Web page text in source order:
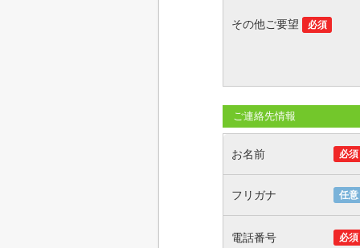
その他ご要望 必須
ご連絡先情報
お名前 必須
フリガナ 任意
電話番号 必須